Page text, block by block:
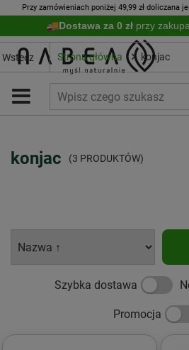
Przy zamówieniach poniżej 49,99 zł doliczana
Dostawa za 0 zł przy
Wstecz Strona główna konjac
konjac (3 PRODUKTÓW)
Szybka dostawa
Promocja